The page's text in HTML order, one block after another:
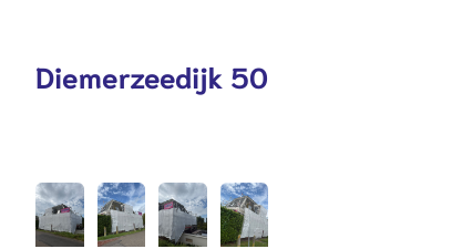
Diemerzeedijk 50